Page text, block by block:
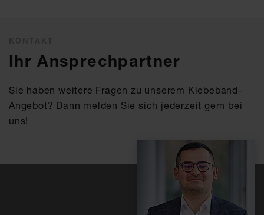
Ihr Ansprechpartner
Sie haben weitere Fragen zu unserem Klebeband-
Angebot? Dann melden Sie sich jederzeit gern bei
uns!